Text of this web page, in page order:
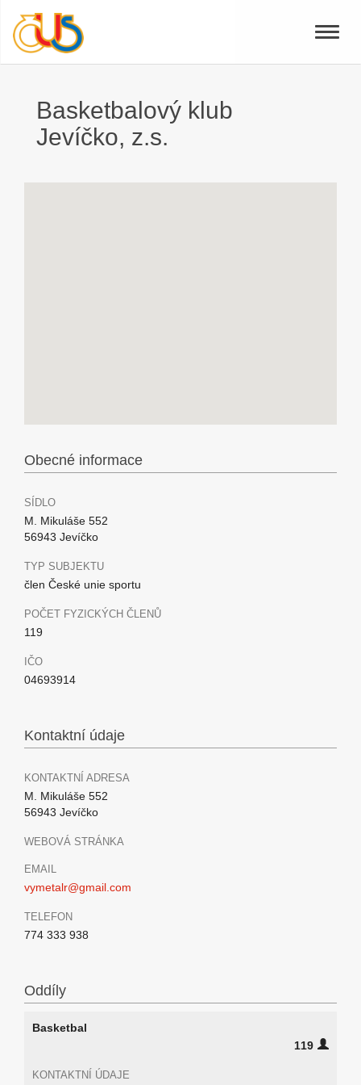
Toggle
Basketbalový klub
Jevíčko, z.s.
Obecné informace
SÍDLO
M. Mikuláše 552
56943 Jevíčko
TYP SUBJEKTU
člen České unie sportu
POČET FYZICKÝCH ČLENŮ
119
IČO
04693914
Kontaktní údaje
KONTAKTNÍ ADRESA
M. Mikuláše 552
56943 Jevíčko
WEBOVÁ STRÁNKA
EMAIL
vymetalr@gmail.com
TELEFON
774 333 938
Oddíly
Basketbal
119
KONTAKTNÍ ÚDAJE